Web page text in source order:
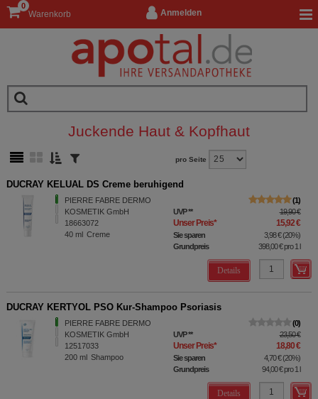
Anmelden
Warenkorb
0
Juckende Haut & Kopfhaut
pro Seite
DUCRAY KELUAL DS Creme beruhigend
PIERRE FABRE DERMO
KOSMETIK GmbH
18663072
40 ml Creme
1
UVP** 19,90 €
Unser Preis* 15,92 €
Sie sparen 3,98 €(20%)
Grundpreis
398,00 €pro 1 l
Details
DUCRAY KERTYOL PSO Kur-Shampoo Psoriasis
PIERRE FABRE DERMO
KOSMETIK GmbH
12517033
200 ml Shampoo
0
UVP** 23,50 €
Unser Preis* 18,80 €
Sie sparen 4,70 €(20%)
Grundpreis
94,00 €pro 1 l
Details